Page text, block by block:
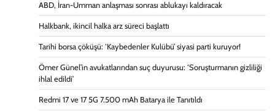
ABD, İran-Umman anlaşması sonrası ablukayı kaldıracak
Halkbank, ikincil halka arz süreci başlattı
Tarihi borsa çöküşü: ‘Kaybedenler Kulübü’ siyasi parti kuruyor!
Ömer Günel’in avukatlarından suç duyurusu: ‘Soruşturmanın gizliliği
ihlal edildi’
Redmi 17 ve 17 5G 7.500 mAh Batarya ile Tanıtıldı